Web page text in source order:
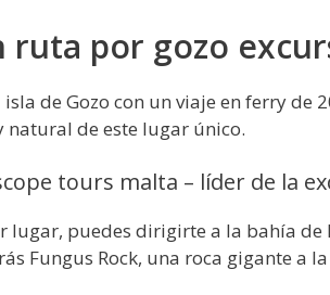
ruta por gozo
isla de Gozo con un viaje en ferry
natural de este lugar único.
tours malta – líder de la
lugar, puedes dirigirte a la bahía
Fungus Rock, una roca gigante a